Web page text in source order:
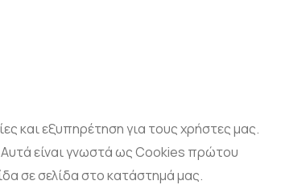
και εξυπηρέτηση για τους χρήστες μας.
είναι γνωστά ως Cookies πρώτου
σε σελίδα στο κατάστημά μας.